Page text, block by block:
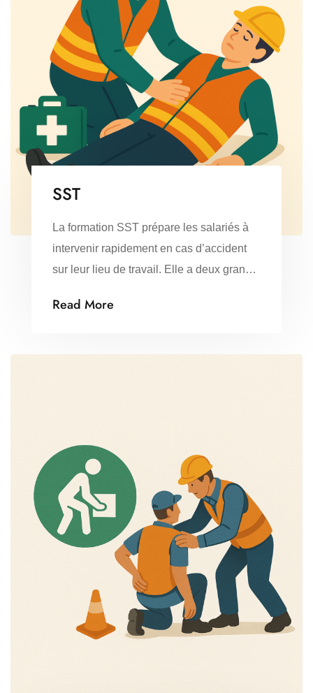
SST
La formation SST prépare les salariés à
intervenir rapidement en cas d’accident
sur leur lieu de travail. Elle a deux grands
Read More